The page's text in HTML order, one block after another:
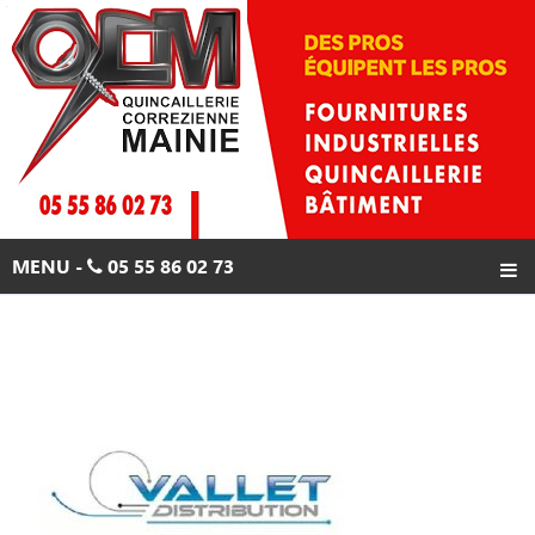
Skip
to
content
MENU - 05 55 86 02 73
05 55 86 02 73